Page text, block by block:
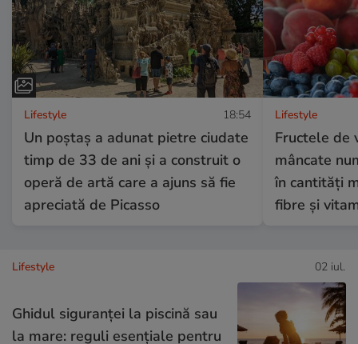
Lifestyle 18:54
Un poștaș a adunat pietre ciudate
timp de 33 de ani și a construit o
operă de artă care a ajuns să fie
apreciată de Picasso
Lifestyle
Fructele de
mâncate
în cantități
fibre și
Lifestyle 02 iul.
Ghidul siguranței la piscină sau
la mare: reguli esențiale pentru